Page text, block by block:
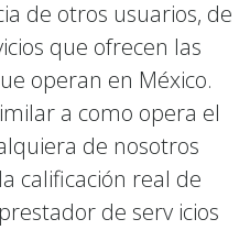
de otros usuarios, de
que ofrecen las
operan en México.
a como opera el
de nosotros
calificación real de
de serv icios